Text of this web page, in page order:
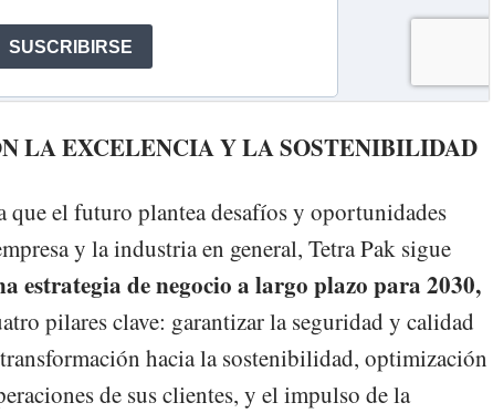
LA EXCELENCIA Y LA SOSTENIBILIDAD
que el futuro plantea desafíos y oportunidades
y la industria en general, Tetra Pak sigue
estrategia de negocio a largo plazo para 2030,
pilares clave: garantizar la seguridad y calidad
hacia la sostenibilidad, optimización
de sus clientes, y el impulso de la